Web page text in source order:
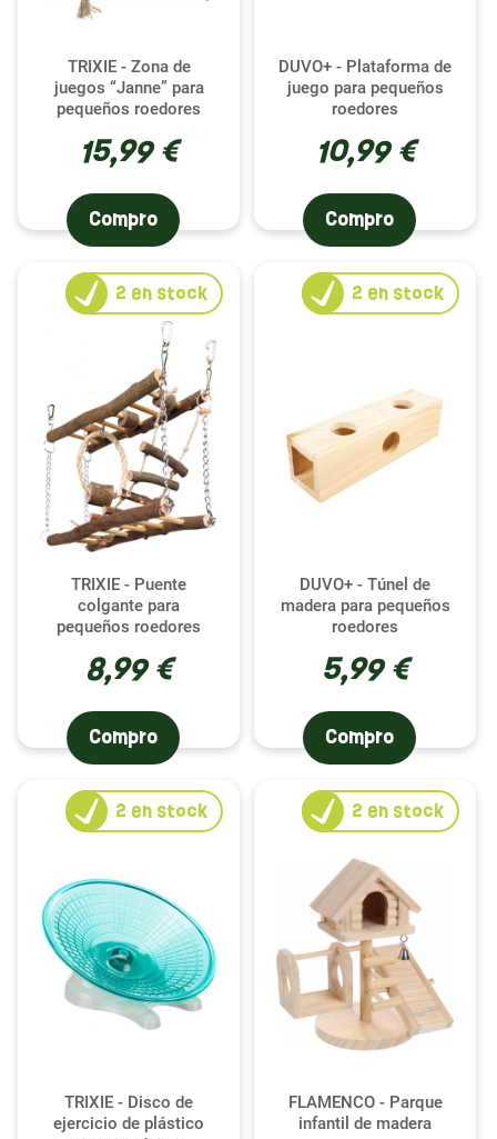
TRIXIE - Zona de
juegos “Janne” para
pequeños roedores
15,99 €
Compro
DUVO+ - Plataforma de
juego para pequeños
roedores
10,99 €
Compro
TRIXIE - Puente
colgante para
pequeños roedores
8,99 €
2 en stock
Compro
DUVO+ - Túnel de
madera para pequeños
roedores
5,99 €
2 en stock
Compro
TRIXIE - Disco de
ejercicio de plástico
2 en stock
FLAMENCO - Parque
infantil de madera
2 en stock